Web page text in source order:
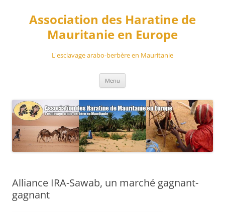
contenuAssociation des Haratine de
Mauritanie en Europe
L'esclavage arabo-berbère en Mauritanie
Menu
Alliance IRA-Sawab, un marché gagnant-
gagnant